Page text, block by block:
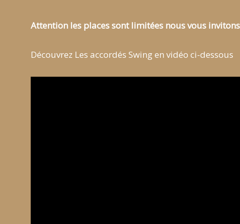
Attention les places sont limitées nous vous
Découvrez Les accordés Swing en vidéo ci-dessous